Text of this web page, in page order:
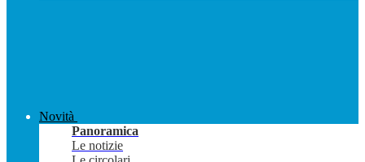
Novità
Panoramica
Le notizie